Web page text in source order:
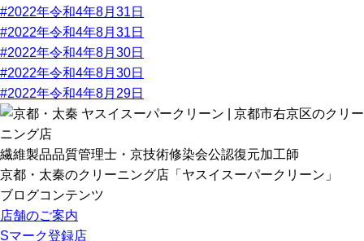
#2022年令和4年8月31日
#2022年令和4年8月31日
#2022年令和4年8月30日
#2022年令和4年8月30日
#2022年令和4年8月29日
繊維製品品質管理士・京技術修染会公認復元加工師
京都・太秦のクリーニング店「ヤスイスーパークリーン」
ブログコンテンツ
店舗のご案内
Sマーク登録店